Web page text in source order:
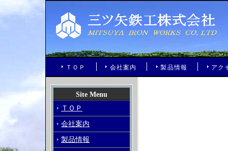
ＴＯＰ 会社案内 製品情報 アク
Site Menu
ＴＯＰ
会社案内
製品情報